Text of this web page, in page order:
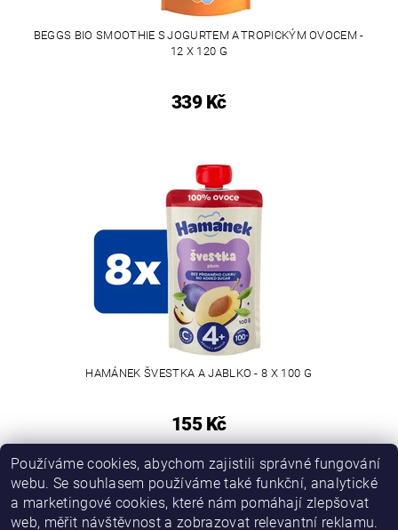
BEGGS BIO SMOOTHIE S JOGURTEM A TROPICKÝM OVOCEM -
12 X 120 G
339 Kč
HAMÁNEK ŠVESTKA A JABLKO - 8 X 100 G
155 Kč
Používáme cookies, abychom zajistili správné fungování
webu. Se souhlasem používáme také funkční, analytické
a marketingové cookies, které nám pomáhají zlepšovat
web, měřit návštěvnost a zobrazovat relevantní reklamu.